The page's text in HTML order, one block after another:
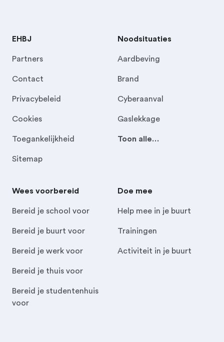
EHBJ
Partners
Contact
Privacybeleid
Cookies
Toegankelijkheid
Sitemap
Noodsituaties
Aardbeving
Brand
Cyberaanval
Gaslekkage
Toon alle…
Wees voorbereid
Bereid je school voor
Bereid je buurt voor
Bereid je werk voor
Bereid je thuis voor
Bereid je studentenhuis
voor
Doe mee
Help mee in je buurt
Trainingen
Activiteit in je buurt